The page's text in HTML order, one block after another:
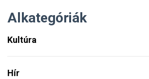
Alkategóriák
Kultúra
Hír